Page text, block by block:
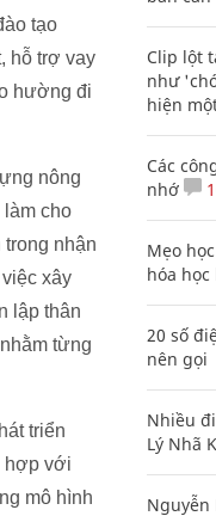
tạo
hỗ trợ vay
hường đi
nông
làm cho
nhận
xây
lập thân
từng
triển
hợp với
mô hình
Clip lột
như
hiện
Các
nhớ
Mẹo
hóa
20 số
nên gọi
Nhiều
Lý Nhã
Nguyễn